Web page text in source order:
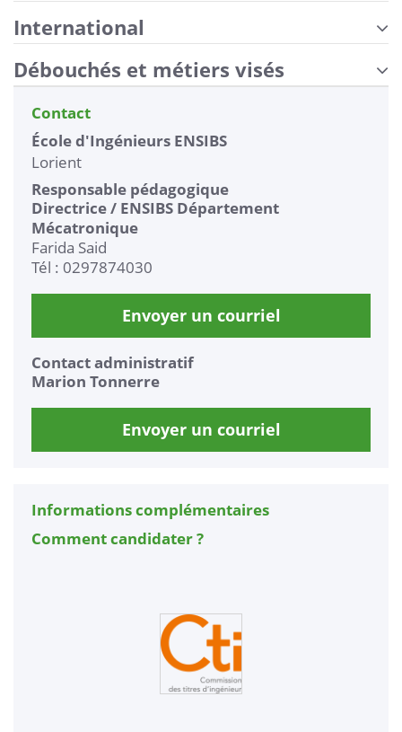
International
Débouchés et métiers visés
Contact
École d'Ingénieurs ENSIBS
Lorient
Responsable pédagogique
Directrice / ENSIBS Département
Mécatronique
Farida Said
Tél : 0297874030
Envoyer un courriel
Contact administratif
Marion Tonnerre
Envoyer un courriel
Informations complémentaires
Comment candidater ?